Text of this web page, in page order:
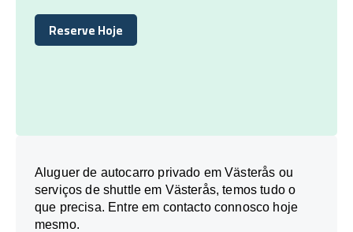
Reserve Hoje
Reserve Hoje
Aluguer de autocarro privado em Västerås ou
serviços de shuttle em Västerås, temos tudo o
que precisa. Entre em contacto connosco hoje
mesmo.